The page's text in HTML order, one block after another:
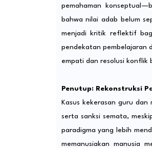
pemahaman
bahwa nilai adab belum
menjadi kritik reflektif
pendekatan pembelajaran
empati dan resolusi konflik
Penutup: Rekonstruksi
Kasus kekerasan guru
serta sanksi semata,
paradigma yang lebih
memanusiakan manusia